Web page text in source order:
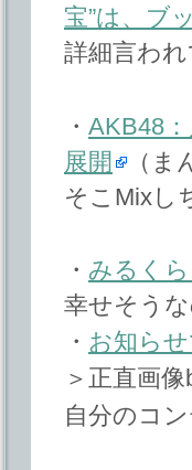
宝”は、ブ
詳細言われ
・ AKB48
展開
（ま
そこMixし
・ みるく
幸せそうな
・ お知ら
＞正直画
自分のコ